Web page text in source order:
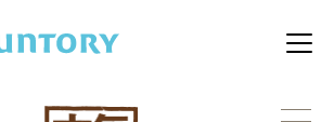
メニ